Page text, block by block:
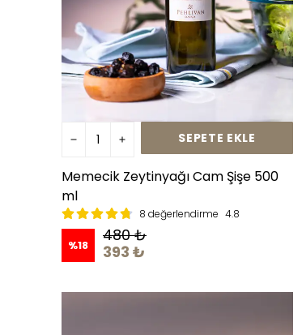
SEPETE EKLE
Memecik Zeytinyağı Cam Şişe 500
ml
8 değerlendirme 4.8
%18
480 ₺
393 ₺